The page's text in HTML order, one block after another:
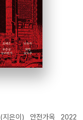
(지은이) 안전가옥 2022